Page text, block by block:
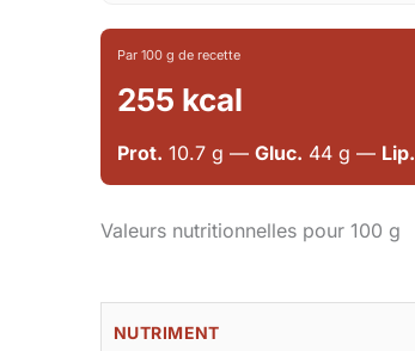
Par 100 g de recette
255 kcal
Prot. 10.7 g — Gluc. 44 g — Lip.
Valeurs nutritionnelles pour 100 g
NUTRIMENT